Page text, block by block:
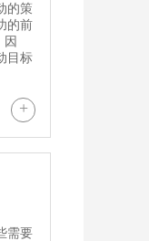
的策
的前
因
目标
+
需要